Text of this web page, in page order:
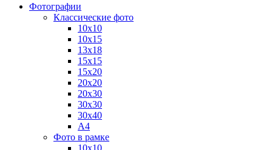
Фотографии
Классические фото
10х10
10х15
13х18
15х15
15х20
20х20
20х30
30х30
30х40
А4
Фото в рамке
10х10